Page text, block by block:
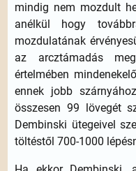
mindig nem mozdult
anélkül hogy
mozdulatának
az arcztámadás
értelmében
ennek jobb
összesen 99 lövegét
Dembinski ütegeivel
töltéstől 700-1000